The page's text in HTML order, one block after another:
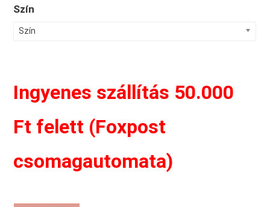
Szín
Szín
Ingyenes szállítás 50.000
Ft felett (Foxpost
csomagautomata)